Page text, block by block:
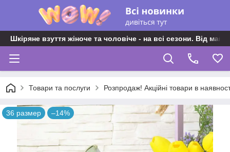
Шкіряне взуття жіноче та чоловіче - на всі сезони. Від
Товари та послуги Розпродаж! Акційні товари в
36 размер –14%